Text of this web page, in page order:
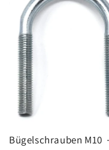
Bügelschrauben M10